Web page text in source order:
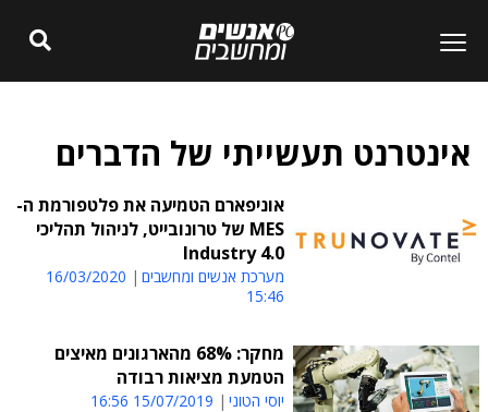
אינטרנט תעשייתי של הדברים
אוניפארם הטמיעה את פלטפורמת ה-
MES של טרונובייט, לניהול תהליכי
Industry 4.0
מערכת אנשים ומחשבים
16/03/2020
15:46
מחקר: 68% מהארגונים מאיצים
הטמעת מציאות רבודה
יוסי הטוני 15/07/2019 16:56